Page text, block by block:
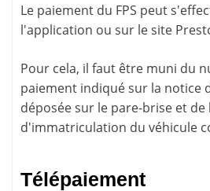
Le paiement du FPS peut
l'application ou sur le site
Pour cela, il faut être muni du
paiement indiqué sur la notice
déposée sur le pare-brise et de
d'immatriculation du véhicule
Télépaiement